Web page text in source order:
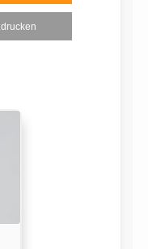
drucken